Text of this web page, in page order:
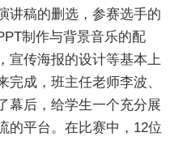
讲稿的删选，参赛选手的
制作与背景音乐的配
宣传海报的设计等基本上
成，班主任老师李波、
幕后，给学生一个充分展
的平台。在比赛中，12位